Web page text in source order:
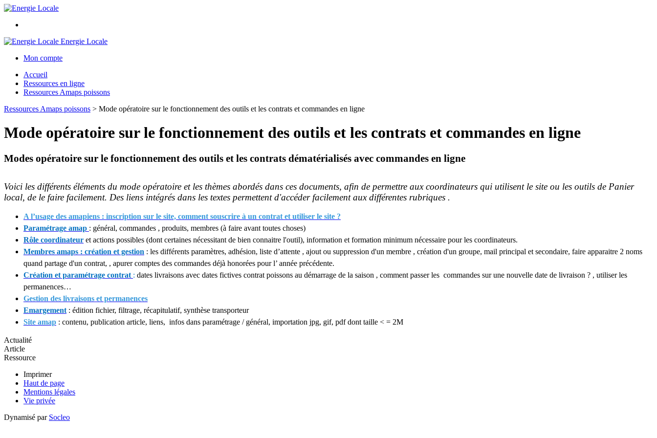
Energie Locale
Mon compte
Accueil
Ressources en ligne
Ressources Amaps poissons
Ressources Amaps poissons > Mode opératoire sur le fonctionnement des outils et les contrats et commandes en ligne
Mode opératoire sur le fonctionnement des outils et les contrats et commandes en ligne
Modes opératoire sur le fonctionnement des outils et les contrats dématérialisés avec commandes en ligne
Voici les différents éléments du mode opératoire et les thèmes abordés dans ces documents, afin de permettre aux coordinateurs qui utilisent le site ou les outils de Panier
local, de le faire facilement. Des liens intégrés dans les textes permettent d'accéder facilement aux différentes rubriques .
A l’usage des amapiens : inscription sur le site, comment souscrire à un contrat et utiliser le site ?
Paramétrage amap : général, commandes , produits, membres (à faire avant toutes choses)
Rôle coordinateur et actions possibles (dont certaines nécessitant de bien connaitre l'outil), information et formation minimum nécessaire pour les coordinateurs.
Membres amaps : création et gestion : les différents paramètres, adhésion, liste d’attente , ajout ou suppression d'un membre , création d'un groupe, mail principal et secondaire, faire apparaitre 2 noms
quand partage d'un contrat, , apurer comptes des commandes déjà honorées pour l’ année précédente.
Création et paramétrage contrat : dates livraisons avec dates fictives contrat poissons au démarrage de la saison , comment passer les commandes sur une nouvelle date de livraison ? , utiliser les
permanences…
Gestion des livraisons et permanences
Emargement : édition fichier, filtrage, récapitulatif, synthèse transporteur
Site amap : contenu, publication article, liens, infos dans paramétrage / général, importation jpg, gif, pdf dont taille < = 2M
Actualité
Article
Ressource
Imprimer
Haut de page
Mentions légales
Vie privée
Dynamisé par Socleo